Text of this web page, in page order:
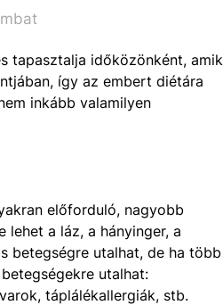
tapasztalja időközönként, amik
így az embert diétára
inkább valamilyen
előforduló, nagyobb
lehet a láz, a hányinger, a
betegségre utalhat, de ha több
utalhat:
táplálékallergiák, stb.